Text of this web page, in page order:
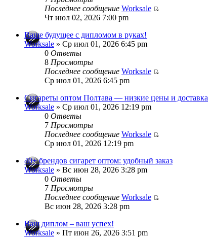
Последнее сообщение Worksale
Чт июл 02, 2026 7:00 pm
Ваше будущее с дипломом в руках!
Worksale » Ср июл 01, 2026 6:45 pm
0 Ответы
8 Просмотры
Последнее сообщение Worksale
Ср июл 01, 2026 6:45 pm
Сигареты оптом Полтава — низкие цены и доставка
Worksale » Ср июл 01, 2026 12:19 pm
0 Ответы
7 Просмотры
Последнее сообщение Worksale
Ср июл 01, 2026 12:19 pm
40+ брендов сигарет оптом: удобный заказ
Worksale » Вс июн 28, 2026 3:28 pm
0 Ответы
7 Просмотры
Последнее сообщение Worksale
Вс июн 28, 2026 3:28 pm
Ваш диплом – ваш успех!
Worksale » Пт июн 26, 2026 3:51 pm